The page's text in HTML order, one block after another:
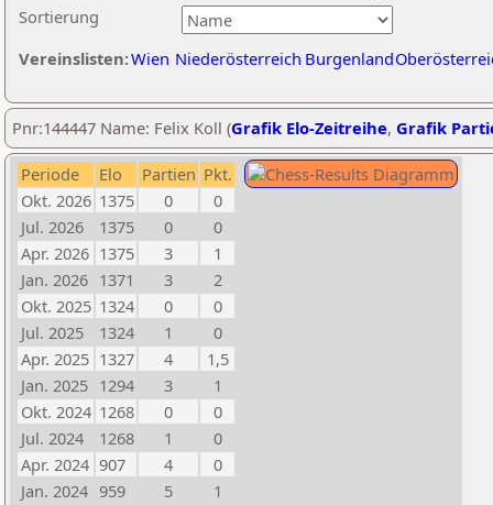
Sortierung
Vereinslisten:Wien Niederösterreich Burgenland
Pnr:144447 Name: Felix Koll (Grafik Elo-Zeitreihe, Grafik
Periode Elo Partien Pkt.
Okt. 2026 1375 0
0
Jul. 2026
1375 0
0
Apr. 2026 1375 3
1
Jan. 2026 1371 3
2
Okt. 2025 1324 0
0
Jul. 2025
1324 1
0
Apr. 2025 1327 4
1,5
Jan. 2025 1294 3
1
Okt. 2024 1268 0
0
Jul. 2024
1268 1
0
Apr. 2024 907 4
0
Jan. 2024 959 5
1